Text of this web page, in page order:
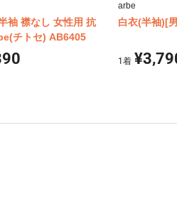
袖 襟なし 女性用 抗
チトセ) AB6405
arbe
白衣(半袖)[
1 着